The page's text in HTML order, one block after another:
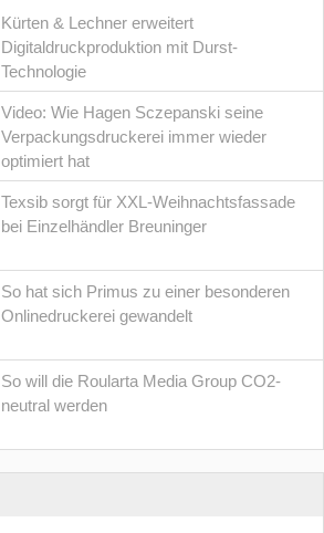
Kürten & Lechner erweitert
Digitaldruckproduktion mit Durst-
Technologie
Video: Wie Hagen Sczepanski seine
Verpackungsdruckerei immer wieder
optimiert hat
Texsib sorgt für XXL-Weihnachtsfassade
bei Einzelhändler Breuninger
So hat sich Primus zu einer besonderen
Onlinedruckerei gewandelt
So will die Roularta Media Group CO2-
neutral werden